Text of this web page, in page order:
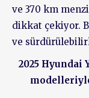
ve 370 km
dikkat çekiyor.
ve
2025